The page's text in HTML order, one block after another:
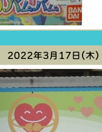
2022年3月17日(木